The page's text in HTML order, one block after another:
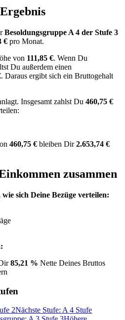
Besoldungsgruppe A 4 der Stufe 3
€ pro Monat.
von 111,85 €. Wenn Du
Du außerdem einen
. Daraus ergibt sich ein Bruttogehalt
Insgesamt zahlst Du 460,75 €
460,75 € bleiben Dir2.653,74 €
zusammen
sich Deine Bezüge verteilen:
85,21 % Nette Deines Bruttos
2Nächste Stufe: A 4 Stufe